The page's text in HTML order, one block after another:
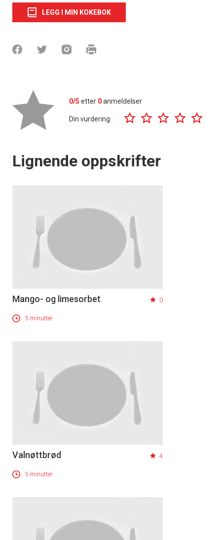
LEGG I MIN KOKEBOK
0/5 etter 0anmeldelser
Din vurdering:
Lignende oppskrifter
Mango- og limesorbet 0
5 minutter
Valnøttbrød 4
5 minutter